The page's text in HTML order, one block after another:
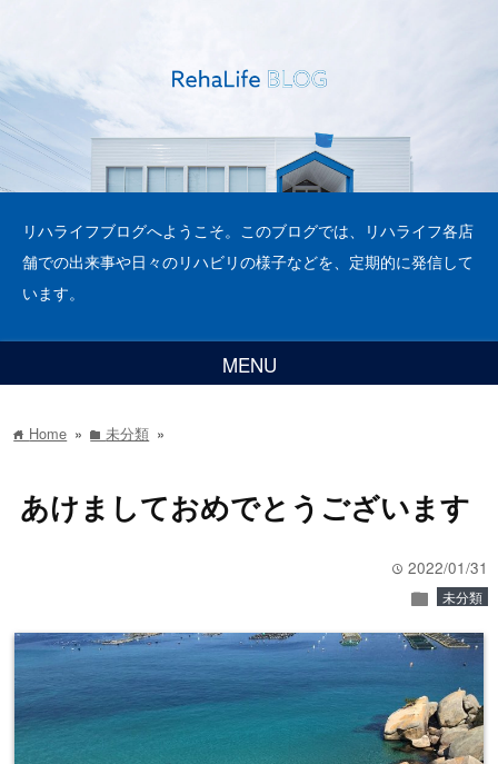
リハライフブログへようこそ。このブログでは、リハライフ各店
舗での出来事や日々のリハビリの様子などを、定期的に発信して
います。
MENU
home Home » folder未分類 »
あけましておめでとうございます
time 2022/01/31
folder 未分類